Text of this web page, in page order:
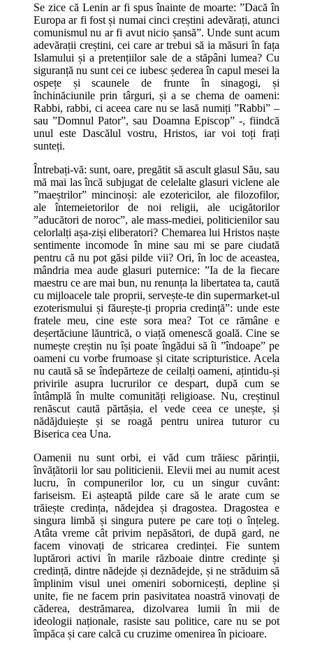
Se zice că Lenin ar fi spus înainte de moarte: ”Dacă în
Europa ar fi fost și numai cinci creștini adevărați, atunci
comunismul nu ar fi avut nicio șansă”. Unde sunt acum
adevărații creștini, cei care ar trebui să ia măsuri în fața
Islamului și a pretențiilor sale de a stăpâni lumea? Cu
siguranță nu sunt cei ce iubesc șederea în capul mesei la
ospețe și scaunele de frunte în sinagogi, și
închinăciunile prin târguri, și a se chema de oameni:
Rabbi, rabbi, ci aceea care nu se lasă numiți ”Rabbi” –
sau ”Domnul Pator”, sau Doamna Episcop” -, fiindcă
unul este Dascălul vostru, Hristos, iar voi toți frați
sunteți.
Întrebați-vă: sunt, oare, pregătit să ascult glasul Său, sau
mă mai las încă subjugat de celelalte glasuri viclene ale
”maeștrilor” mincinoși: ale ezotericilor, ale filozofilor,
ale întemeietorilor de noi religii, ale ucigătorilor
”aducători de noroc”, ale mass-mediei, politicienilor sau
celorlalți așa-ziși eliberatori? Chemarea lui Hristos naște
sentimente incomode în mine sau mi se pare ciudată
pentru că nu pot găsi pilde vii? Ori, în loc de aceastea,
mândria mea aude glasuri puternice: ”Ia de la fiecare
maestru ce are mai bun, nu renunța la libertatea ta, caută
cu mijloacele tale proprii, servește-te din supermarket-ul
ezoterismului și făurește-ți propria credință”: unde este
fratele meu, cine este sora mea? Tot ce rămâne e
deșertăciune lăuntrică, o viață omenescă goală. Cine se
numește creștin nu își poate îngădui să îi ”îndoape” pe
oameni cu vorbe frumoase și citate scripturistice. Acela
nu caută să se îndepărteze de ceilalți oameni, ațintidu-și
privirile asupra lucrurilor ce despart, după cum se
întâmplă în multe comunități religioase. Nu, creștinul
renăscut caută părtășia, el vede ceea ce unește, și
nădăjduiește și se roagă pentru unirea tuturor cu
Biserica cea Una.
Oamenii nu sunt orbi, ei văd cum trăiesc părinții,
învățătorii lor sau politicienii. Elevii mei au numit acest
lucru, în compunerilor lor, cu un singur cuvânt:
fariseism. Ei așteaptă pilde care să le arate cum se
trăiește credința, nădejdea și dragostea. Dragostea e
singura limbă și singura putere pe care toți o înțeleg.
Atâta vreme cât privim nepăsători, de după gard, ne
facem vinovați de stricarea credinței. Fie suntem
luptărori activi în marile războaie dintre credințe și
credință, dintre nădejde și deznădejde, și ne străduim să
împlinim visul unei omeniri sobornicești, depline și
unite, fie ne facem prin pasivitatea noastră vinovați de
căderea, destrămarea, dizolvarea lumii în mii de
ideologii naționale, rasiste sau politice, care nu se pot
împăca și care calcă cu cruzime omenirea în picioare.